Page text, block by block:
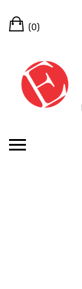
content
Cart
(0)